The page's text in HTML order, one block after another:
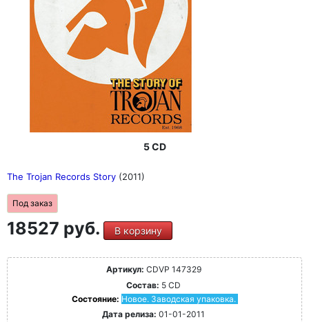
5 CD
The Trojan Records Story (2011)
Под заказ
18527 руб. В корзину
Артикул: CDVP 147329
Состав: 5 CD
Состояние: Новое. Заводская упаковка.
Дата релиза: 01-01-2011